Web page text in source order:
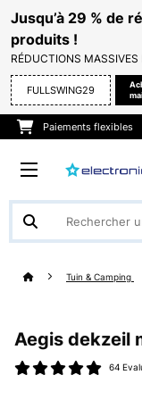
Jusqu’à 29 % de
produits !
RÉDUCTIONS
FULLSWING29
Paiements flexibles
Tuin & Camping
Aegis dekzeil
64